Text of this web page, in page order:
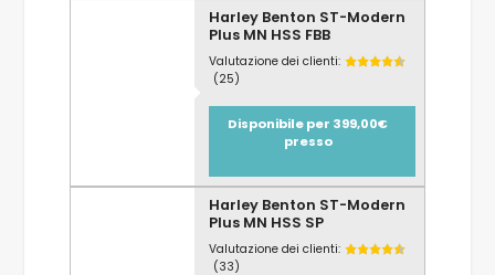
Harley Benton ST-Modern
Plus MN HSS FBB
Valutazione dei clienti:
(25)
Disponibile per 399,00€
presso
Harley Benton ST-Modern
Plus MN HSS SP
Valutazione dei clienti:
(33)